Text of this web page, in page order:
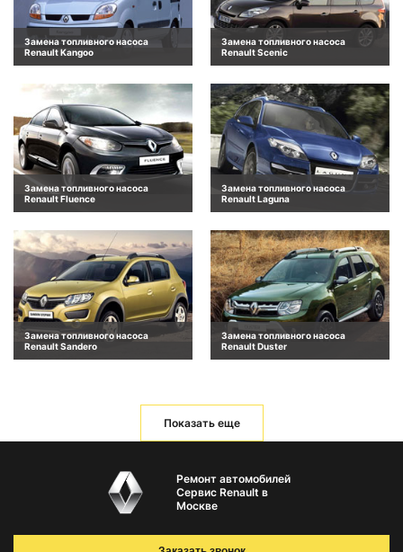
Замена топливного насоса
Renault Kangoo
Замена топливного насоса
Renault Scenic
Замена топливного насоса
Renault Fluence
Замена топливного насоса
Renault Laguna
Замена топливного насоса
Renault Sandero
Замена топливного насоса
Renault Duster
Показать еще
Ремонт автомобилей
Сервис Renault в
Москве